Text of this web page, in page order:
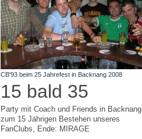
CB'93 beim 25 Jahrefest in Backnang 2008
15 bald 35
Party mit Coach und Friends in Backnang
zum 15 Jährigen Bestehen unseres
FanClubs, Ende: MIRAGE